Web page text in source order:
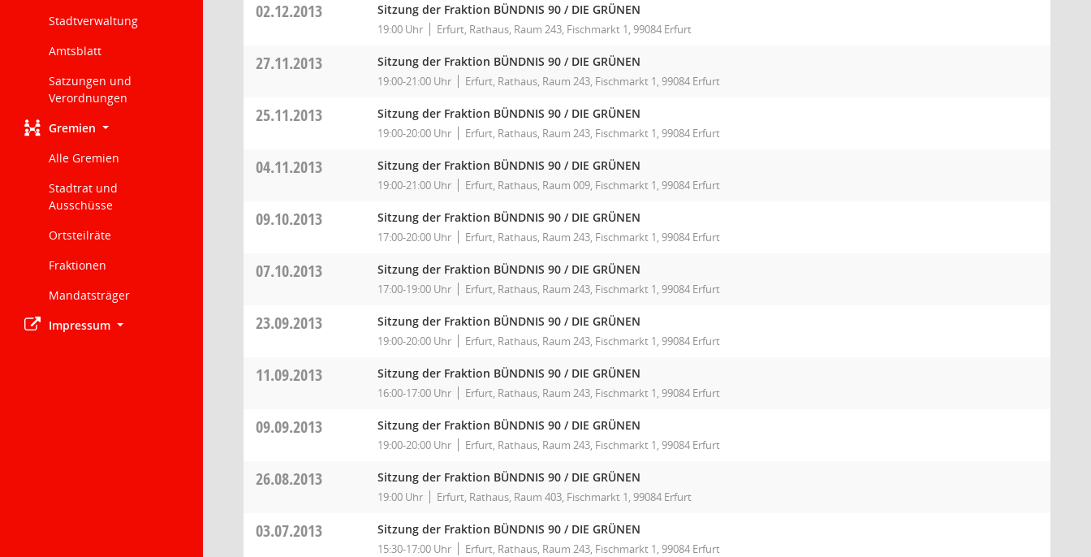
Stadtverwaltung
Amtsblatt
Satzungen und
Verordnungen
Gremien
Alle Gremien
Stadtrat und
Ausschüsse
Ortsteilräte
Fraktionen
Mandatsträger
Impressum
02.12.2013 Sitzung der Fraktion BÜNDNIS 90 / DIE GRÜNEN
19:00 Uhr Erfurt, Rathaus, Raum 243, Fischmarkt 1, 99084 Erfurt
27.11.2013 Sitzung der Fraktion BÜNDNIS 90 / DIE GRÜNEN
19:00-21:00 Uhr Erfurt, Rathaus, Raum 243, Fischmarkt 1, 99084 Erfurt
25.11.2013 Sitzung der Fraktion BÜNDNIS 90 / DIE GRÜNEN
19:00-20:00 Uhr Erfurt, Rathaus, Raum 243, Fischmarkt 1, 99084 Erfurt
04.11.2013 Sitzung der Fraktion BÜNDNIS 90 / DIE GRÜNEN
19:00-21:00 Uhr Erfurt, Rathaus, Raum 009, Fischmarkt 1, 99084 Erfurt
09.10.2013 Sitzung der Fraktion BÜNDNIS 90 / DIE GRÜNEN
17:00-20:00 Uhr Erfurt, Rathaus, Raum 243, Fischmarkt 1, 99084 Erfurt
07.10.2013 Sitzung der Fraktion BÜNDNIS 90 / DIE GRÜNEN
17:00-19:00 Uhr Erfurt, Rathaus, Raum 243, Fischmarkt 1, 99084 Erfurt
23.09.2013 Sitzung der Fraktion BÜNDNIS 90 / DIE GRÜNEN
19:00-20:00 Uhr Erfurt, Rathaus, Raum 243, Fischmarkt 1, 99084 Erfurt
11.09.2013 Sitzung der Fraktion BÜNDNIS 90 / DIE GRÜNEN
16:00-17:00 Uhr Erfurt, Rathaus, Raum 243, Fischmarkt 1, 99084 Erfurt
09.09.2013 Sitzung der Fraktion BÜNDNIS 90 / DIE GRÜNEN
19:00-20:00 Uhr Erfurt, Rathaus, Raum 243, Fischmarkt 1, 99084 Erfurt
26.08.2013 Sitzung der Fraktion BÜNDNIS 90 / DIE GRÜNEN
19:00 Uhr Erfurt, Rathaus, Raum 403, Fischmarkt 1, 99084 Erfurt
03.07.2013 Sitzung der Fraktion BÜNDNIS 90 / DIE GRÜNEN
15:30-17:00 Uhr Erfurt, Rathaus, Raum 243, Fischmarkt 1, 99084 Erfurt